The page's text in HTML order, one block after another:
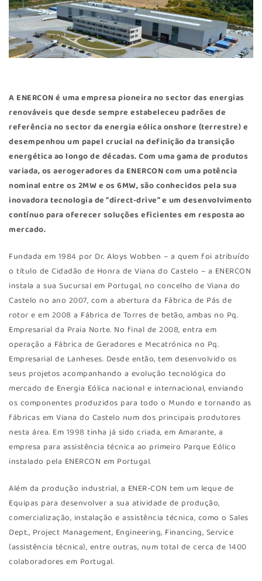
A ENERCONé uma empresa pioneira no sector das energias
renováveis que desde sempre estabeleceu padrões de
referência no sector da energia eólica onshore (terrestre) e
desempenhou um papel crucial na definição da transição
energética ao longo de décadas. Com uma gama de produtos
variada, os aerogeradores da ENERCON com uma potência
nominal entre os 2MW e os 6MW, são conhecidos pela sua
inovadora tecnologia de “direct-drive” e um desenvolvimento
contínuo para oferecer soluções eficientes em resposta ao
mercado.
Fundada em 1984 por Dr. Aloys Wobben – a quem foi atribuído
o título de Cidadão de Honra de Viana do Castelo – a ENERCON
instala a sua Sucursal em Portugal, no concelho de Viana do
Castelo no ano 2007, com a abertura da Fábrica de Pás de
rotor e em 2008 a Fábrica de Torres de betão, ambas no Pq.
Empresarial da Praia Norte. No final de 2008, entra em
operação a Fábrica de Geradores e Mecatrónica no Pq.
Empresarial de Lanheses. Desde então, tem desenvolvido os
seus projetos acompanhando a evolução tecnológica do
mercado de Energia Eólica nacional e internacional, enviando
os componentes produzidos para todo o Mundo e tornando as
fábricas em Viana do Castelo num dos principais produtores
nesta área. Em 1998 tinha já sido criada, em Amarante, a
empresa para assistência técnica ao primeiro Parque Eólico
instalado pela ENERCON em Portugal.
Além da produção industrial, a ENER-CON tem um leque de
Equipas para desenvolver a sua atividade de produção,
comercialização, instalação e assistência técnica, como o Sales
Dept., Project Management, Engineering, Financing, Service
(assistência técnica), entre outras, num total de cerca de 1400
colaboradores em Portugal.